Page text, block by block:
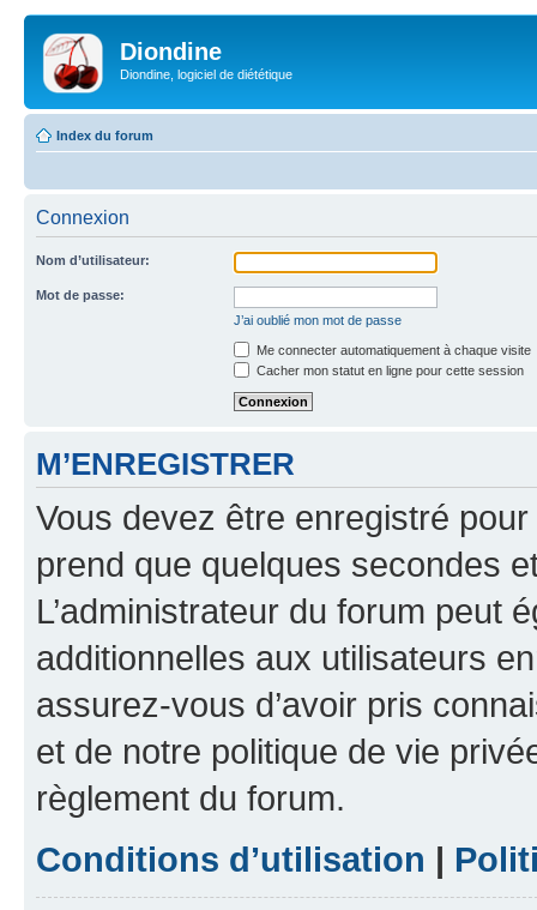
Diondine
Diondine, logiciel de diététique
Index du forum
Connexion
Nom d’utilisateur:
Mot de passe:
J’ai oublié mon mot de passe
Me connecter automatiquement à chaque visite
Cacher mon statut en ligne pour cette session
M’ENREGISTRER
Vous devez être enregistré
prend que quelques secondes
L’administrateur du forum peut
additionnelles aux utilisateurs
assurez-vous d’avoir pris
et de notre politique de vie
règlement du forum.
Conditions d’utilisation |